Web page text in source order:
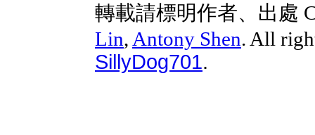
轉載請標明作者、出處
Lin, Antony Shen. All
SillyDog701.